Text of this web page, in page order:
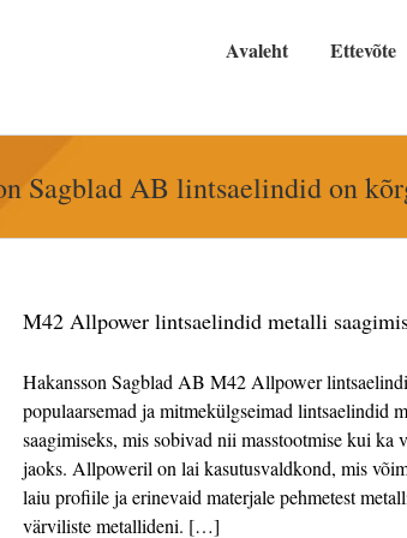
Avaleht Ettevõte
Sagblad AB lintsaelindid on
M42 Allpower lintsaelindid metalli
Hakansson Sagblad AB M42 Allpower
populaarsemad ja mitmekülgseimad lintsaelindid
saagimiseks, mis sobivad nii masstootmise kui ka
jaoks. Allpoweril on lai kasutusvaldkond, mis
laiu profiile ja erinevaid materjale pehmetest
värviliste metallideni. […]